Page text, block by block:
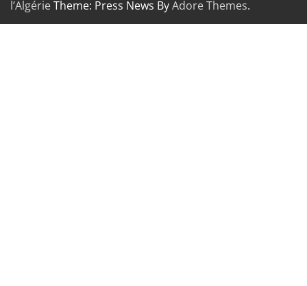
l’AlgérieTheme: Press News ByAdore Themes.